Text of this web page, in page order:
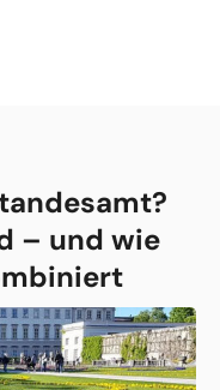
– und wie